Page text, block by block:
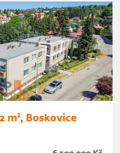
m², Boskovice